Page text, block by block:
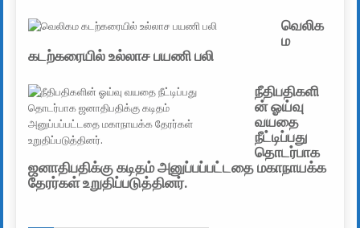
வெலிக
ம
கடற்கரையில் உல்லாச பயணி பலி
நீதிபதிகளி
ன் ஓய்வு
வயதை
நீட்டிப்பது
தொடர்பாக
ஜனாதிபதிக்கு கடிதம் அனுப்பப்பட்டதை மகாநாயக்க
தேரர்கள் உறுதிப்படுத்தினர்.